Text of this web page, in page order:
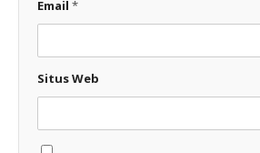
Email *
Situs Web